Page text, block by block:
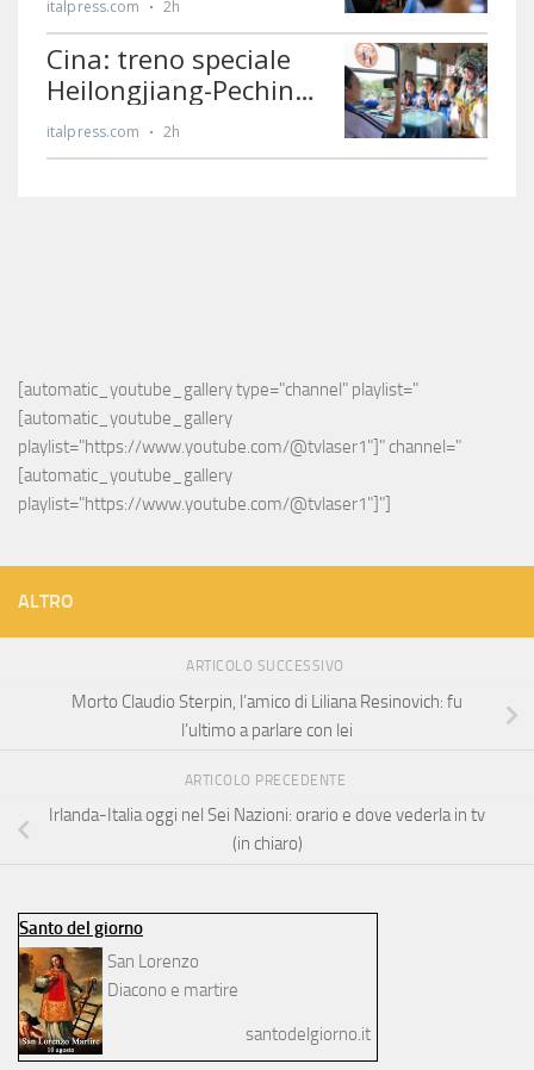
[automatic_youtube_gallery type="channel" playlist="
[automatic_youtube_gallery
playlist="https://www.youtube.com/@tvlaser1"]" channel="
[automatic_youtube_gallery
playlist="https://www.youtube.com/@tvlaser1"]"]
ALTRO
ARTICOLO SUCCESSIVO
Morto Claudio Sterpin, l’amico di Liliana Resinovich: fu
l’ultimo a parlare con lei
ARTICOLO PRECEDENTE
Irlanda-Italia oggi nel Sei Nazioni: orario e dove vederla in tv
(in chiaro)
Santo del giorno
San Lorenzo
Diacono e martire
santodelgiorno.it